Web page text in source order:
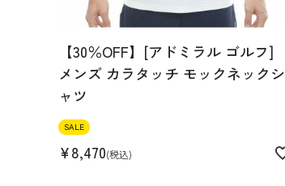
【30％OFF】[アドミラル ゴルフ]
メンズ カラタッチ モックネックシ
ャツ
SALE
¥8,470 税込